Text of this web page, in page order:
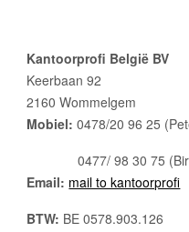
Kantoorprofi België BV
Keerbaan 92
2160 Wommelgem
Mobiel: 0478/20 96 25
0477/ 98 30 75
Email: mail to kantoorprofi
BTW: BE 0578.903.126